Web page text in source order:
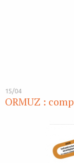
15/04
ORMUZ :